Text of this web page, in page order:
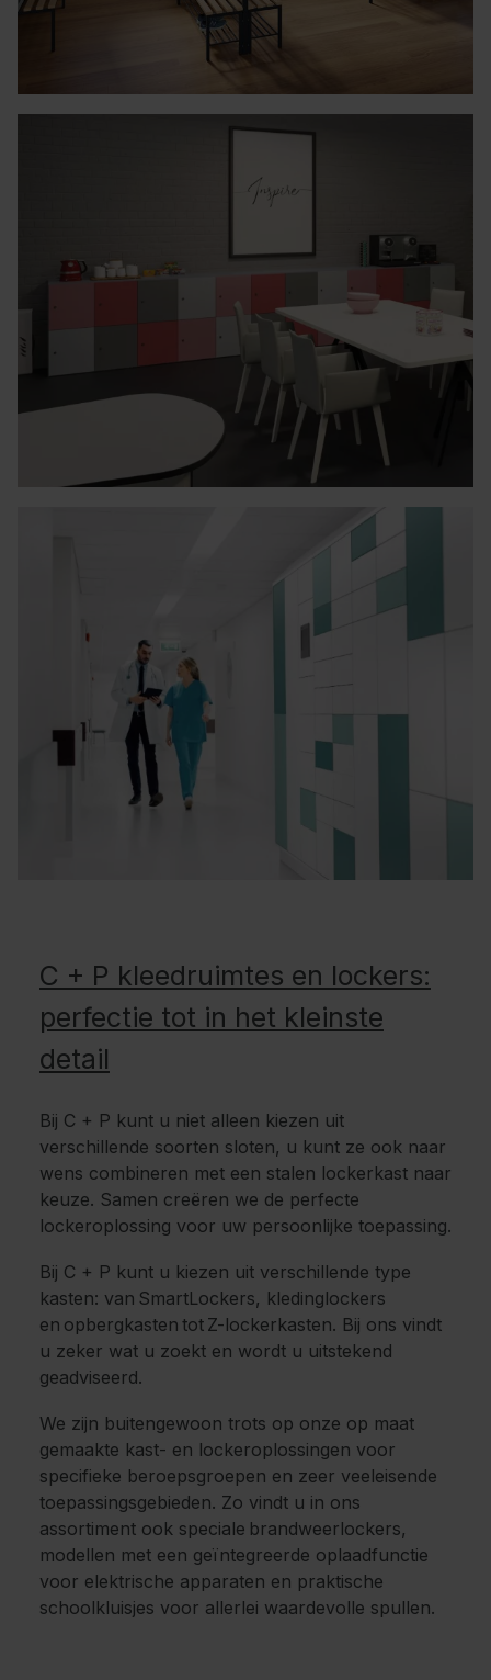
C + P kleedruimtes en lockers:
perfectie tot in het kleinste
detail
Bij C + P kunt u niet alleen kiezen uit
verschillende soorten sloten, u kunt ze ook naar
wens combineren met een stalen lockerkast naar
keuze. Samen creëren we de perfecte
lockeroplossing voor uw persoonlijke toepassing.
Bij C + P kunt u kiezen uit verschillende type
kasten: van SmartLockers, kledinglockers
en opbergkasten tot Z-lockerkasten. Bij ons vindt
u zeker wat u zoekt en wordt u uitstekend
geadviseerd.
We zijn buitengewoon trots op onze op maat
gemaakte kast- en lockeroplossingen voor
specifieke beroepsgroepen en zeer veeleisende
toepassingsgebieden. Zo vindt u in ons
assortiment ook speciale brandweerlockers,
modellen met een geïntegreerde oplaadfunctie
voor elektrische apparaten en praktische
schoolkluisjes voor allerlei waardevolle spullen.